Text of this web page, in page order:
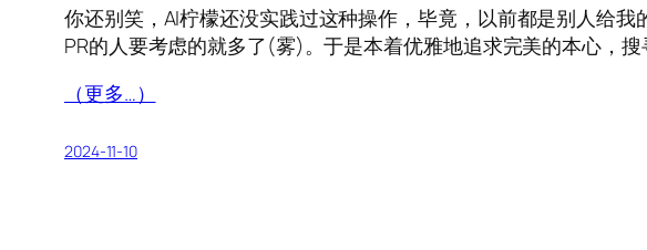
你还别笑，AI柠檬还没实践过这种操作，毕竟，以前都是别人给
PR的人要考虑的就多了(雾)。于是本着优雅地追求完美的本心，
（更多…）
2024-11-10